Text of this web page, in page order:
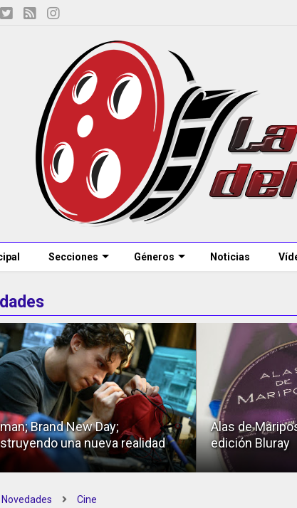
Secciones Géneros Noticias
Brand New Day;
una nueva realidad
Alas de
edición Bluray
Novedades Cine